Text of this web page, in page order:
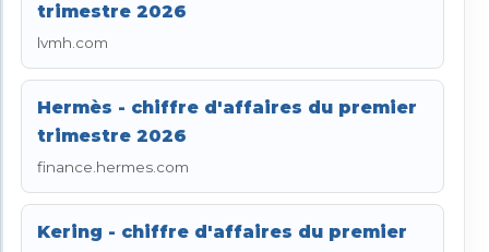
trimestre 2026
lvmh.com
Hermès - chiffre d'affaires du premier
trimestre 2026
finance.hermes.com
Kering - chiffre d'affaires du premier